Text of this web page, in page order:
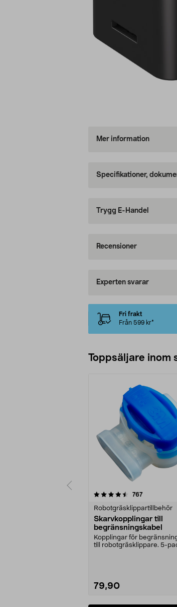
Mer information
Specifikationer,
Trygg E-Handel
Recensioner
Experten svarar
Fri frakt
Från 599 kr*
Toppsäljare inom
767recensioner
Robotgräsklippartillbehör
Skarvkopplingar till
begränsningskabel
Kopplingar för
till robotgräsklippare. 5-
79,90
4.5 av 5 stjärnor